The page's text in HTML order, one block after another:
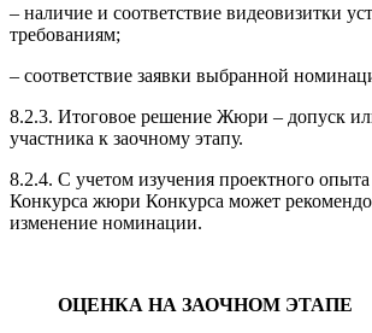
– наличие и соответствие видеовизитки
требованиям;
– соответствие заявки выбранной
8.2.3. Итоговое решение Жюри – допуск
участника к заочному этапу.
8.2.4. С учетом изучения проектного опыта
Конкурса жюри Конкурса может
изменение номинации.
ОЦЕНКА НА ЗАОЧНОМ ЭТАПЕ